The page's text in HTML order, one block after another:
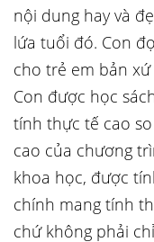
nội dung hay và
lứa tuổi đó. Con
cho trẻ em bản
Con được học
tính thực tế cao
cao của chương
khoa học, được
chính mang tính
chứ không phải